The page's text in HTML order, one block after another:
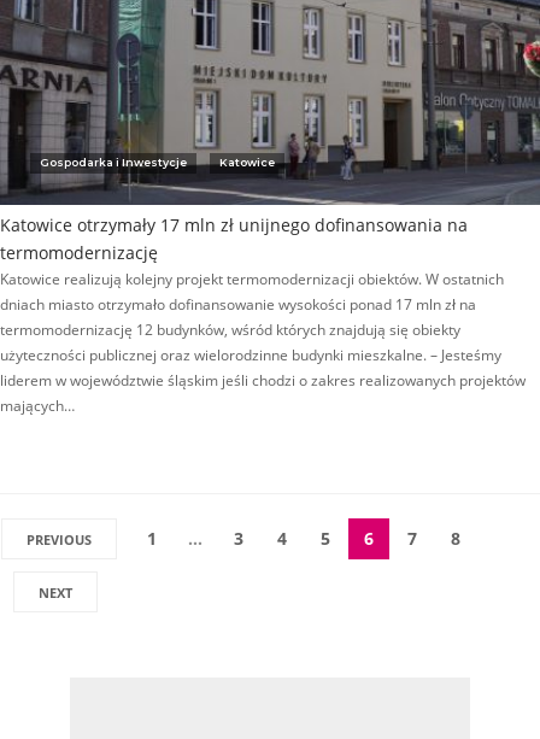
Gospodarka i Inwestycje Katowice
Katowice otrzymały 17 mln zł unijnego dofinansowania na
termomodernizację
Katowice realizują kolejny projekt termomodernizacji obiektów. W ostatnich
dniach miasto otrzymało dofinansowanie wysokości ponad 17 mln zł na
termomodernizację 12 budynków, wśród których znajdują się obiekty
użyteczności publicznej oraz wielorodzinne budynki mieszkalne. – Jesteśmy
liderem w województwie śląskim jeśli chodzi o zakres realizowanych projektów
mających…
PREVIOUS 1 … 3 4 5 6 7 8
NEXT